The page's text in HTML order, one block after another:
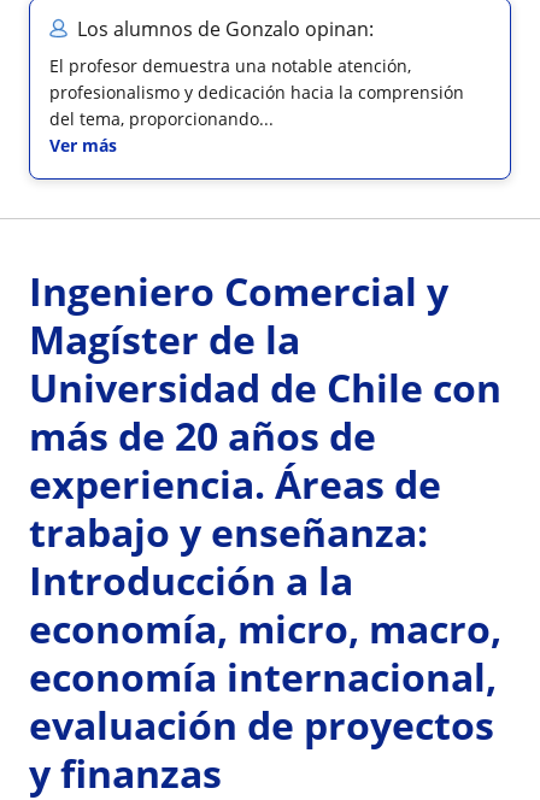
Los alumnos de Gonzalo opinan:
El profesor demuestra una notable atención,
profesionalismo y dedicación hacia la comprensión
del tema, proporcionando...
Ver más
Ingeniero Comercial y
Magíster de la
Universidad de Chile con
más de 20 años de
experiencia. Áreas de
trabajo y enseñanza:
Introducción a la
economía, micro, macro,
economía internacional,
evaluación de proyectos
y finanzas